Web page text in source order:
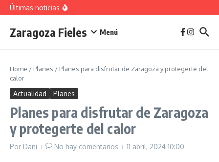
Saltar al contenido
Últimas noticias
Descubre el Parque del Agua Luis Buñuel: tu oasis
Plan de Acción del Ruido de Zaragoza 2025-
2029: Implicaciones y Objetivos
Zaragoza Fieles Menú
Home / Planes / Planes para disfrutar de Zaragoza y protegerte del
calor
Actualidad Planes
Planes para disfrutar de Zaragoza
y protegerte del calor
Por Dani No hay comentarios 11 abril, 2024 10:00